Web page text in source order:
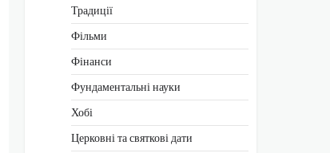
Традиції
Фільми
Фінанси
Фундаментальні науки
Хобі
Церковні та святкові дати